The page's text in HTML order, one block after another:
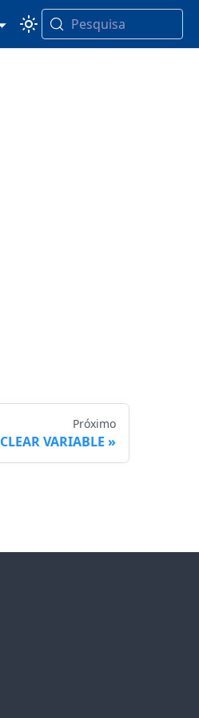
Pesquisa
Próximo
CLEAR VARIABLE